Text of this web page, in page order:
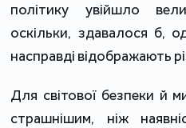
політику увійшло
оскільки, здавалося б,
насправді відображають
Для світової безпеки й
страшнішим, ніж